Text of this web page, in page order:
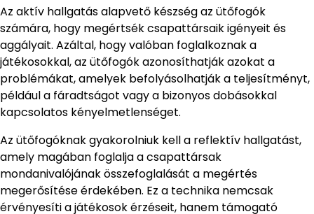
Az aktív hallgatás alapvető készség az ütőfogók
számára, hogy megértsék csapattársaik igényeit és
aggályait. Azáltal, hogy valóban foglalkoznak a
játékosokkal, az ütőfogók azonosíthatják azokat a
problémákat, amelyek befolyásolhatják a teljesítményt,
például a fáradtságot vagy a bizonyos dobásokkal
kapcsolatos kényelmetlenséget.
Az ütőfogóknak gyakorolniuk kell a reflektív hallgatást,
amely magában foglalja a csapattársak
mondanivalójának összefoglalását a megértés
megerősítése érdekében. Ez a technika nemcsak
érvényesíti a játékosok érzéseit, hanem támogató